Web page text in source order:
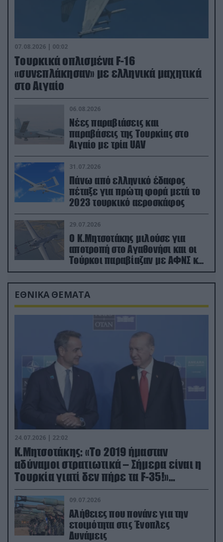
07.08.2026 | 00:02
Τουρκικά οπλισμένα F-16
«συνεπλάκησαν» με ελληνικά μαχητικά
στο Αιγαίο
06.08.2026
Νέες παραβιάσεις και
παραβάσεις της Τουρκίας στο
Αιγαίο με τρία UAV
31.07.2026
Πάνω από ελληνικό έδαφος
πέταξε για πρώτη φορά μετά το
2023 τουρκικό αεροσκάφος
29.07.2026
Ο Κ.Μητσοτάκης μιλούσε για
αποτροπή στο Αγαθονήσι και οι
Τούρκοι παραβίαζαν με ΑΦΝΣ και
drone
ΕΘΝΙΚΑ ΘΕΜΑΤΑ
24.07.2026 | 22:02
Κ.Μητσοτάκης: «Το 2019 ήμασταν
αδύναμοι στρατιωτικά – Σήμερα είναι η
Τουρκία γιατί δεν πήρε τα F-35!»
(βίντεο)
09.07.2026
Αλήθειες που πονάνε για την
ετοιμότητα στις Ένοπλες
Δυνάμεις